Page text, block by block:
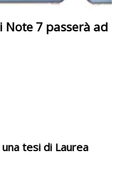
7 passerà ad
tesi di Laurea